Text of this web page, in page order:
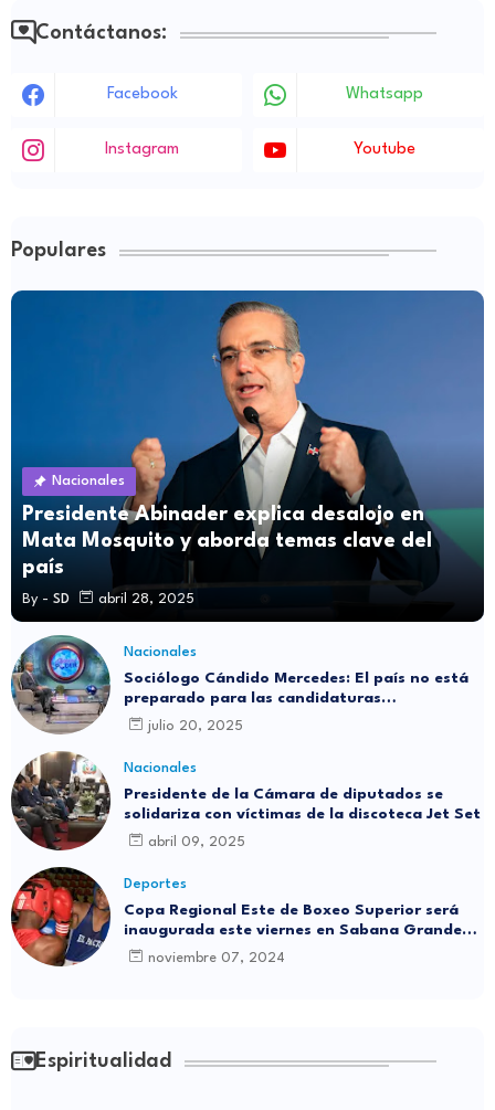
Contáctanos:
Facebook Whatsapp
Instagram Youtube
Populares
Nacionales
Presidente Abinader explica desalojo en
Mata Mosquito y aborda temas clave del
país
By - SD abril 28, 2025
Nacionales
Sociólogo Cándido Mercedes: El país no está
preparado para las candidaturas
independientes
julio 20, 2025
Nacionales
Presidente de la Cámara de diputados se
solidariza con víctimas de la discoteca Jet Set
abril 09, 2025
Deportes
Copa Regional Este de Boxeo Superior será
inaugurada este viernes en Sabana Grande
de Boyá
noviembre 07, 2024
Espiritualidad